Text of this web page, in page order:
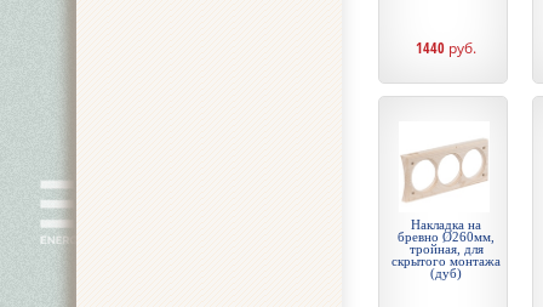
1440 руб.
Накладка на
бревно Ø260мм,
тройная, для
скрытого монтажа
(дуб)